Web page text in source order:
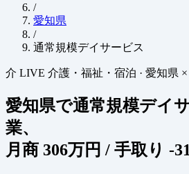
/
愛知県
/
通常規模デイサービス
介 LIVE 介護・福祉・宿泊 · 愛知県
愛知県で通常規模デイ
業、
月商 306万円 / 手取り -